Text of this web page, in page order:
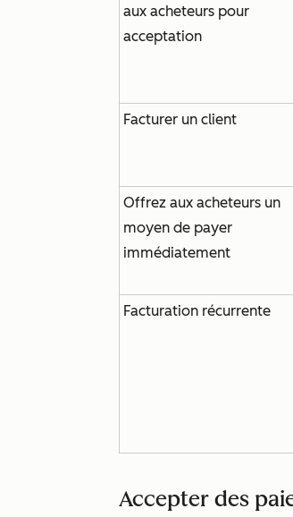
aux acheteurs pour
acceptation
Facturer un client
Offrez aux acheteurs un
moyen de payer
immédiatement
Facturation récurrente
Accepter des